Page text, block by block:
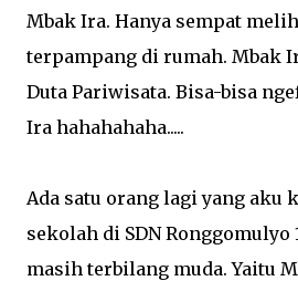
Mbak Ira. Hanya sempat
terpampang di rumah. Mbak
Duta Pariwisata. Bisa-bisa
Ira hahahahaha.....
Ada satu orang lagi yang aku
sekolah di SDN Ronggomulyo
masih terbilang muda. Yaitu